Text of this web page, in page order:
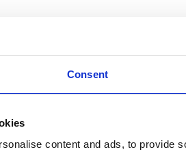
Consent
content and ads, to provide